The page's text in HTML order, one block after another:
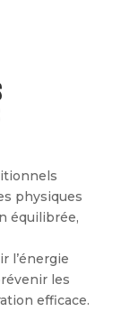
physiques
équilibrée,
l’énergie
les
efficace.